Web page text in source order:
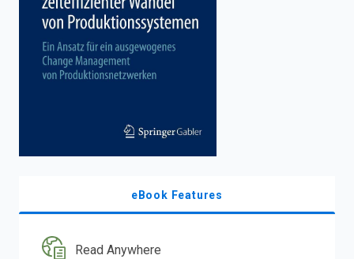
eBook Features
Read Anywhere